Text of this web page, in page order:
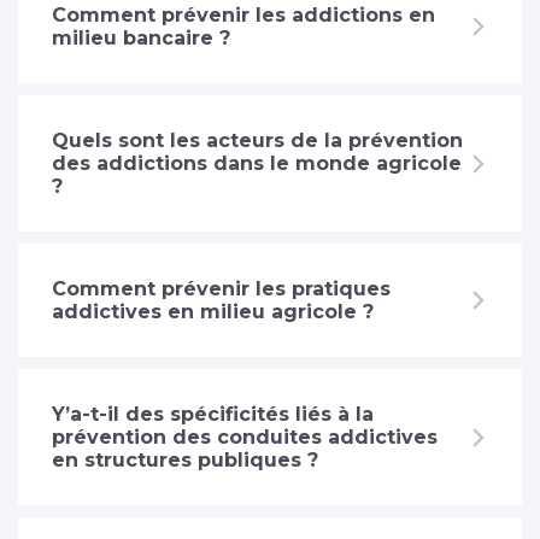
Comment prévenir les addictions en
milieu bancaire ?
Quels sont les acteurs de la prévention
des addictions dans le monde agricole
?
Comment prévenir les pratiques
addictives en milieu agricole ?
Y’a-t-il des spécificités liés à la
prévention des conduites addictives
en structures publiques ?